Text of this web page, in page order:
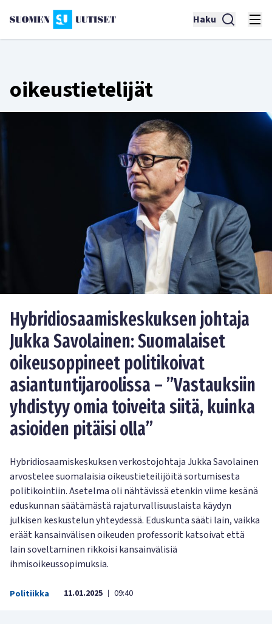
Haku
oikeustietelijät
Hybridiosaamiskeskuksen johtaja
Jukka Savolainen: Suomalaiset
oikeusoppineet politikoivat
asiantuntijaroolissa – ”Vastauksiin
yhdistyy omia toiveita siitä, kuinka
asioiden pitäisi olla”
Hybridiosaamiskeskuksen verkostojohtaja Jukka Savolainen
arvostelee suomalaisia oikeustieteilijöitä sortumisesta
politikointiin. Asetelma oli nähtävissä etenkin viime kesänä
eduskunnan säätämästä rajaturvallisuuslaista käydyn
julkisen keskustelun yhteydessä. Eduskunta sääti lain, vaikka
eräät kansainvälisen oikeuden professorit katsoivat että
lain soveltaminen rikkoisi kansainvälisiä
ihmisoikeussopimuksia.
Politiikka 11.01.2025 | 09:40